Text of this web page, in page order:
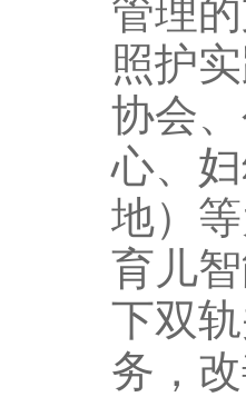
管理
照护
协会
心、
地）
育儿
下双
务，